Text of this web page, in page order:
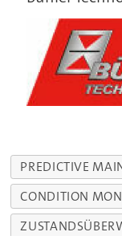
PREDICTIVE
CONDITION